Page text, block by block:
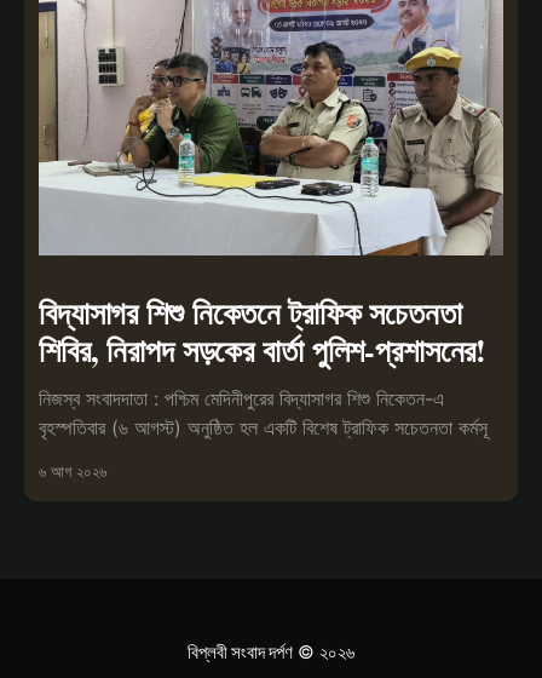
বিদ্যাসাগর শিশু নিকেতনে ট্রাফিক সচেতনতা
শিবির, নিরাপদ সড়কের বার্তা পুলিশ-প্রশাসনের!
নিজস্ব সংবাদদাতা : পশ্চিম মেদিনীপুরের বিদ্যাসাগর শিশু নিকেতন-এ
বৃহস্পতিবার (৬ আগস্ট) অনুষ্ঠিত হল একটি বিশেষ ট্রাফিক সচেতনতা কর্মসূ
৬ আগ ২০২৬
বিপ্লবী সংবাদ দর্পণ© ২০২৬